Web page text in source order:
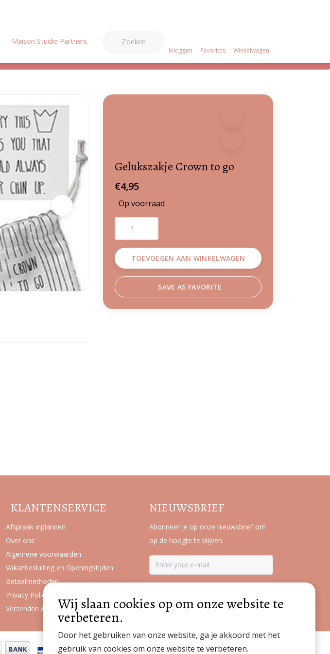
Maison Studio Partners Onze Merken
Inloggen Favorites Winkelwagen
Gelukszakje Crown to go
€4,95
Op voorraad
TOEVOEGEN AAN WINKELWAGEN
SAVE AS FAVORITE
KLANTENSERVICE
Afspraak inplannen
Over ons
Algemene voorwaarden
Vakantiesluiting en Openingstijden
Betaalmethoden
Privacy Policy
Verzenden & retourneren
NIEUWSBRIEF
Abonneer je op onze nieuwsbrief om
op de hoogte te blijven.
Wij slaan cookies op om onze website te
verbeteren.
Door het gebruiken van onze website, ga je akkoord met het
gebruik van cookies om onze website te verbeteren.